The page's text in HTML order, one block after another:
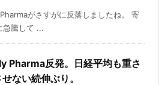
がさすがに反落しましたね。 寄
急騰して ...
Pharma反発。日経平均も重さ
ない続伸ぶり。